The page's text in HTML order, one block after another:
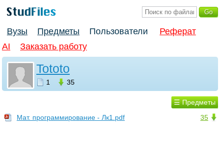
Вузы Предметы Пользователи
Реферат
AI
Заказать работу
Tototo
1 35
☰ Предметы
35
Мат. программирование - Лк1.pdf